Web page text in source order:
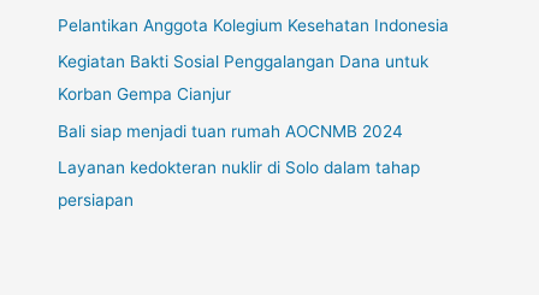
Pelantikan Anggota Kolegium Kesehatan Indonesia
Kegiatan Bakti Sosial Penggalangan Dana untuk
Korban Gempa Cianjur
Bali siap menjadi tuan rumah AOCNMB 2024
Layanan kedokteran nuklir di Solo dalam tahap
persiapan